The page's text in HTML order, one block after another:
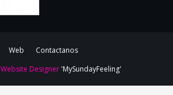
Web
Contactanos
Website Designer 'MySundayFeeling'